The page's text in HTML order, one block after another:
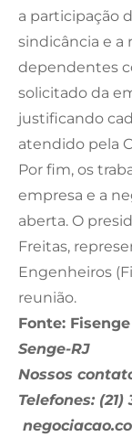
a participação
sindicância e a
dependentes
solicitado da
justificando
atendido pela
Por fim, os
empresa e a
aberta. O
Freitas,
Engenheiros
reunião.
Fonte: Fisenge
Senge-RJ
Nossos
Telefones: (21)